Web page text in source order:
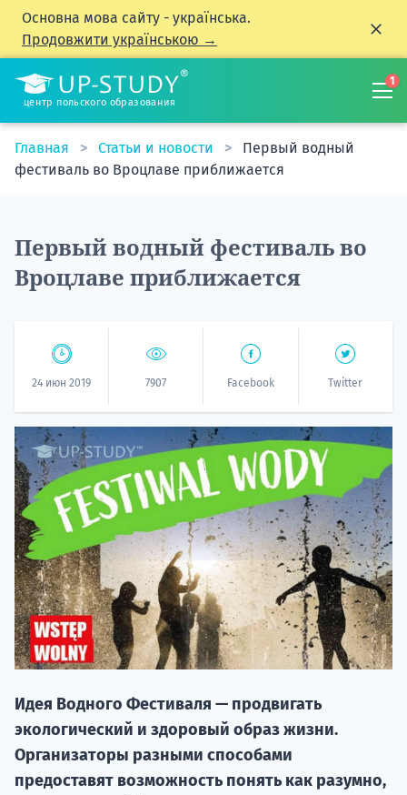
Основна мова сайту - українська.
Продовжити українською →
центр польского образования
1
Главная Статьи и новости
Первый водный
фестиваль во Вроцлаве приближается
Первый водный фестиваль во
Вроцлаве приближается
24 июн 2019 7907 Facebook Twitter
Идея Водного Фестиваля — продвигать
экологический и здоровый образ жизни.
Организаторы разными способами
предоставят возможность понять как разумно,
20.09